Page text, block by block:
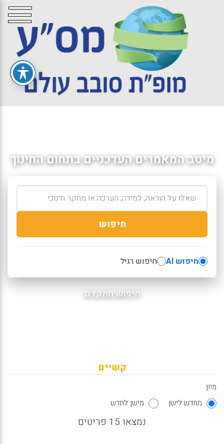
מיטב המאמרים העדכניים בתחום החינוך
חיפוש
חיפוש AI חיפוש רגיל
חיפוש מתקדם
קשיים
מיון:
מחדש לישן
מישן לחדש
נמצאו 15 פריטים